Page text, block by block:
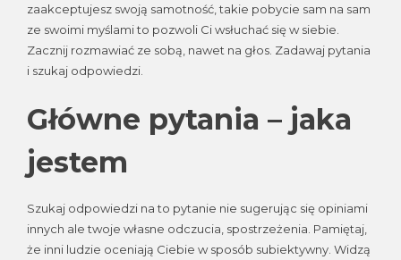
zaakceptujesz swoją samotność, takie pobycie sam na sam
ze swoimi myślami to pozwoli Ci wsłuchać się w siebie.
Zacznij rozmawiać ze sobą, nawet na głos. Zadawaj pytania
i szukaj odpowiedzi.
Główne pytania – jaka
jestem
Szukaj odpowiedzi na to pytanie nie sugerując się opiniami
innych ale twoje własne odczucia, spostrzeżenia. Pamiętaj,
że inni ludzie oceniają Ciebie w sposób subiektywny. Widzą